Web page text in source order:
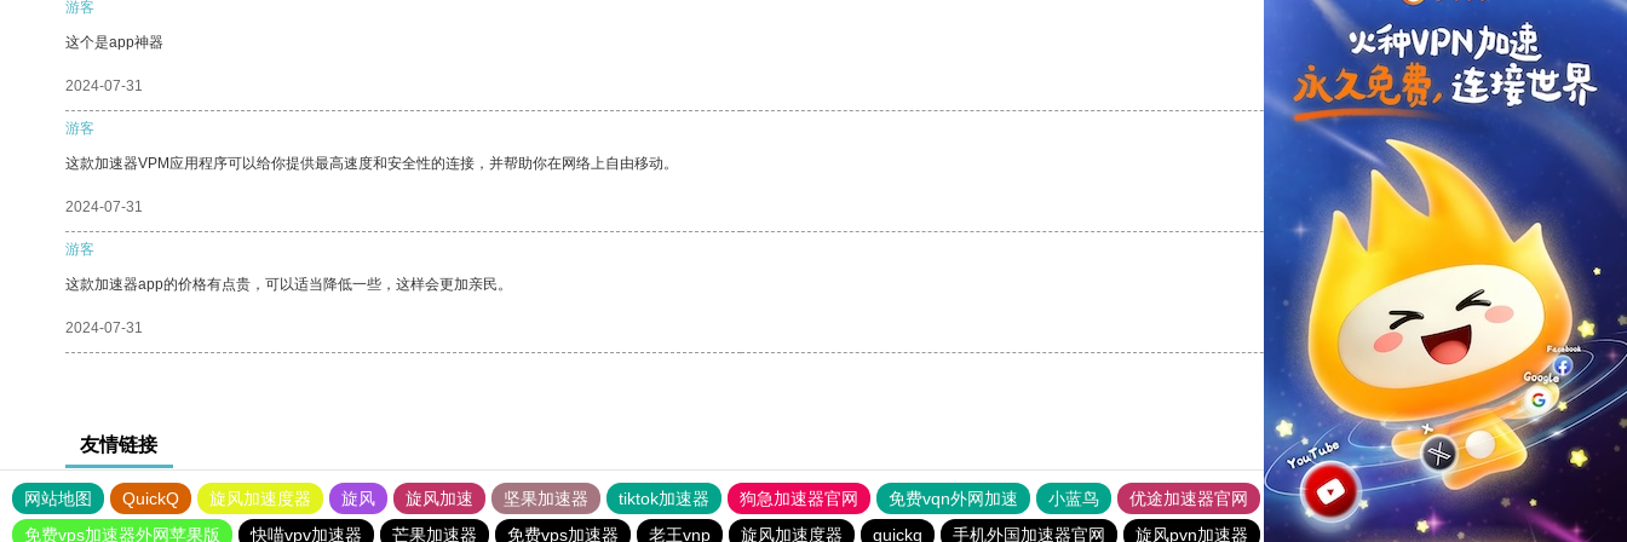
游客
这个是app神器
2024-07-31 支持 [0] 反对[0]
游客
这款加速器VPM应用程序可以给你提供最高速度和安全性的连接，并帮助你在网络上自由移动。
2024-07-31 支持[0] 反对
游客
这款加速器app的价格有点贵，可以适当降低一些，这样会更加亲民。
2024-07-31 支持[0] 反对[0]
友情链接
网站地图 QuickQ 旋风加速度器 旋风 旋风加速 坚果加速器 tiktok加速器 狗急加速器官网 免费vqn外网加速 小蓝鸟 优途加速器官网 风驰加速器 旋风加速器
八戒看书
免费vps加速器外网苹果版
快喵vpv加速器 芒果加速器 免费vps加速器 老王vnp 旋风加速度器 quickq 手机外国加速器官网 旋风pvn加速器 黑洞nvp加速器 旋风加速度器